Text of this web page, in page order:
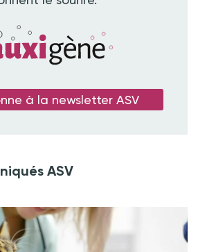
à la newsletter ASV
ASV